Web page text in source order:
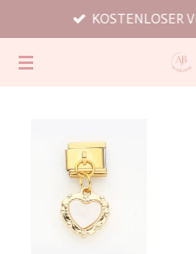
Hauptinhalt
springen
KOSTENLOSER